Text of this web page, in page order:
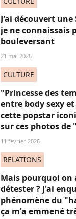
J'ai découvert
je ne connaissais
bouleversant
21 mai 2026
CULTURE
"Princesse des
entre body sexy
cette popstar
sur ces photos de
11 février 2026
RELATIONS
Mais pourquoi on
détester ? J'ai
phénomène du
ça m'a emmené